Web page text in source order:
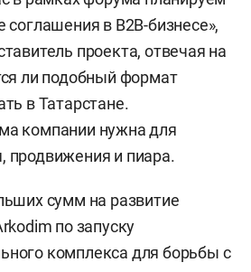
соглашения в B2B-бизнесе»,
проекта, отвечая на
ли подобный формат
в Татарстане.
компании нужна для
продвижения и пиара.
сумм на развитие
по запуску
комплекса для борьбы с